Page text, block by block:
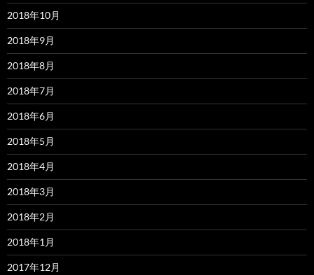
2018年10月
2018年9月
2018年8月
2018年7月
2018年6月
2018年5月
2018年4月
2018年3月
2018年2月
2018年1月
2017年12月